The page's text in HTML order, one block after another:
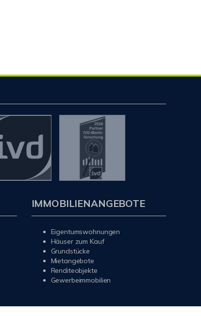
IMMOBILIENANGEBOTE
Eigentumswohnungen
Häuser zum Kauf
Grundstücke
Mietangebote
Renditeobjekte
Gewerbeimmobilien